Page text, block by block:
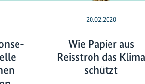
20.02.2020
Wie Papier aus
Reisstroh das Klima
schützt